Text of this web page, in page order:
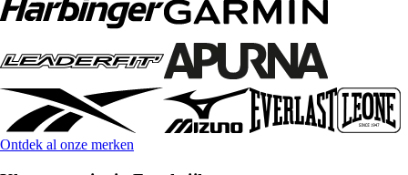
Ontdek al onze merken